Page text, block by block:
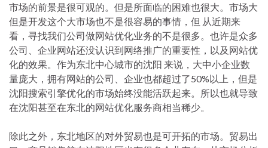
市场的前景是很可观的。但是所面临的困难也很大。市场大
但是开发这个大市场也不是很容易的事情，但 从近期来
看，寻找我们公司做网站优化业务的不是很多。也许是众多
公司、企业网站还没认识到网络推广的重要性，以及网站优
化的效果。作为东北中心城市的沈阳 来说，大中小企业数
量庞大，拥有网站的公司、企业也都超过了50%以上，但是
沈阳搜索引擎优化的市场始终没能活跃起来。所以也就导致
在沈阳甚至在东北的网站优化服务商相当稀少。
除此之外，东北地区的对外贸易也是可开拓的市场。贸易出